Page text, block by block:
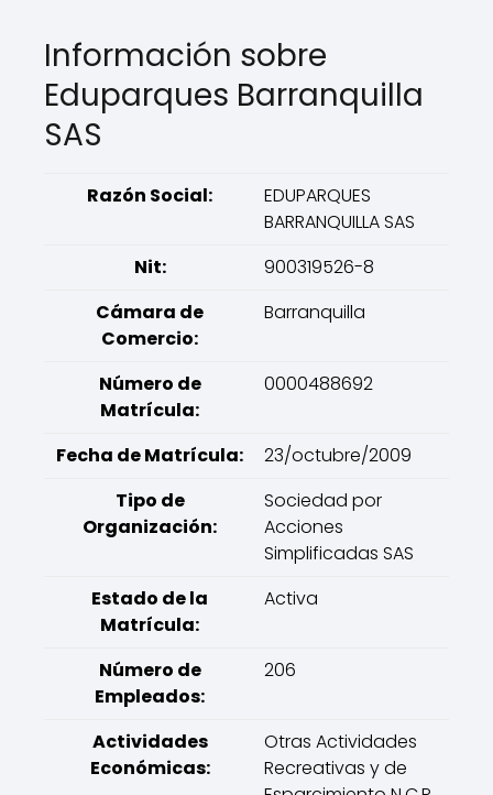
Información sobre
Eduparques Barranquilla
SAS
Razón Social:
EDUPARQUES
BARRANQUILLA SAS
Nit:
900319526-8
Cámara de
Comercio:
Barranquilla
Número de
Matrícula:
0000488692
Fecha de Matrícula:
23/octubre/2009
Tipo de
Organización:
Sociedad por
Acciones
Simplificadas SAS
Estado de la
Matrícula:
Activa
Número de
Empleados:
206
Actividades
Económicas:
Otras Actividades
Recreativas y de